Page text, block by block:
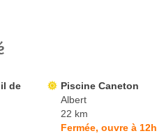
de
Piscine Caneton
Albert
22 km
Fermée, ouvre à 12h